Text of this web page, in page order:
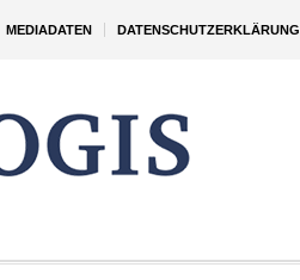
MEDIADATEN DATENSCHUTZERKLÄRUNG